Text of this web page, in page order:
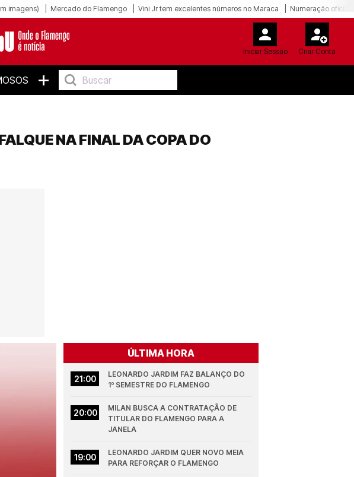
imagens) Mercado do Flamengo Vini Jr tem excelentes números no Maraca Numeração oficial
Iniciar Sessão Criar Conta
+
NA FINAL DA COPA DO
ÚLTIMA HORA
21:00
LEONARDO JARDIM FAZ BALANÇO DO
1º SEMESTRE DO FLAMENGO
20:00
MILAN BUSCA A CONTRATAÇÃO DE
TITULAR DO FLAMENGO PARA A
JANELA
19:00
LEONARDO JARDIM QUER NOVO MEIA
PARA REFORÇAR O FLAMENGO